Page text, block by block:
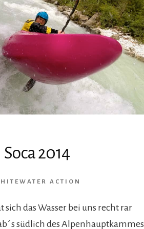
Soca 2014
ACTION
sich das Wasser bei uns recht rar
südlich des Alpenhauptkammes